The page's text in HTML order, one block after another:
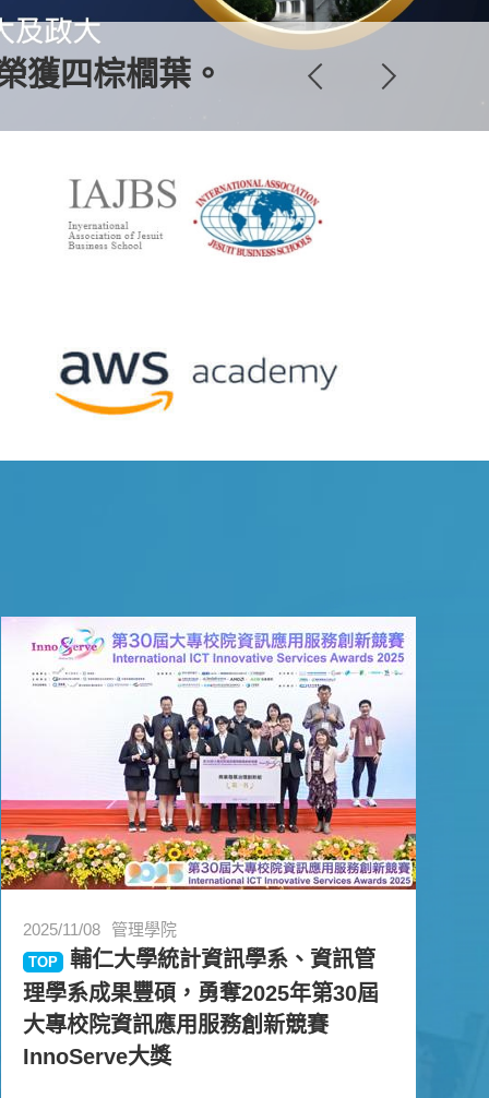
獲四棕櫚葉。
度科學影響力
2025/11/08 管理學院
TOP 輔仁大學統計資訊學系、資訊管
理學系成果豐碩，勇奪2025年第30屆
大專校院資訊應用服務創新競賽
InnoServe大獎